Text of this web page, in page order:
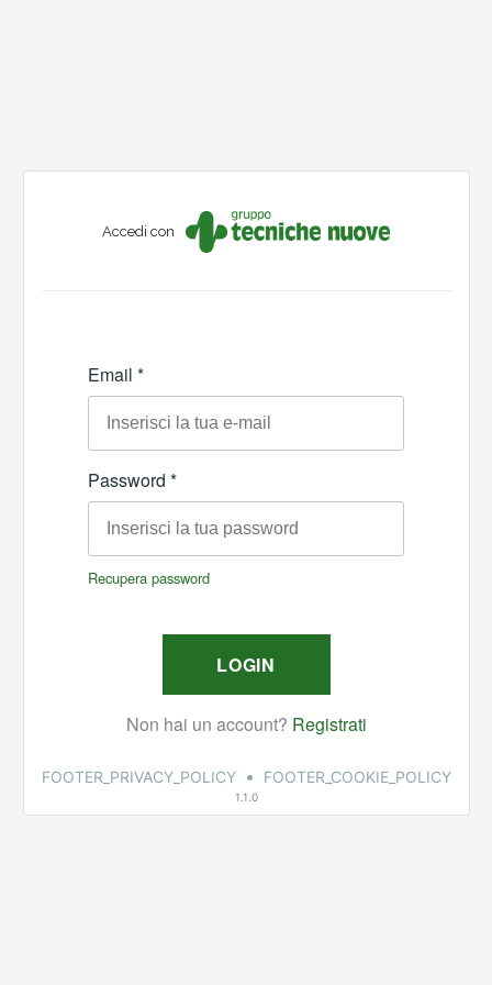
Accedi con
FOOTER_PRIVACY_POLICY • FOOTER_COOKIE_POLICY
1.1.0